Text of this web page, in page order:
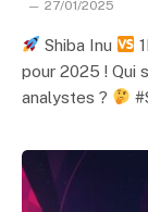
27/01/2025
Shiba Inu
pour 2025 ! Qui
analystes ?